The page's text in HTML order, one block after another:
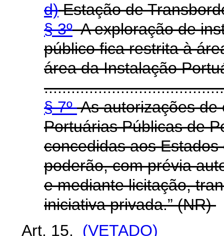
d)Estação de
§ 3ºA exploração de
público fica restrita à
área da Instalação
§ 7ºAs autorizações de
Portuárias Públicas de
concedidas aos
poderão, com prévia
e mediante licitação,
iniciativa privada.” (NR)
Art. 15. (VETADO)